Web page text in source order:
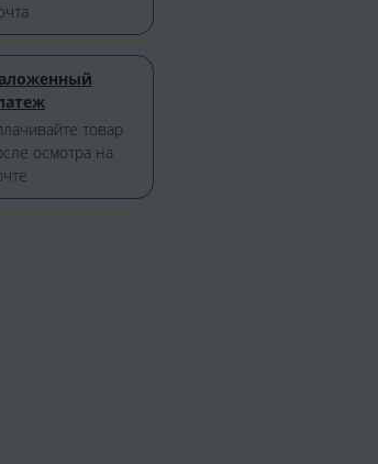
товар
осмотра на